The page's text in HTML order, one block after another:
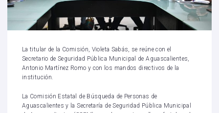
La titular de la Comisión, Violeta Sabás, se reúne con el
Secretario de Seguridad Pública Municipal de Aguascalientes,
Antonio Martínez Romo y con los mandos directivos de la
institución.
La Comisión Estatal de Búsqueda de Personas de
Aguascalientes y la Secretaría de Seguridad Pública Municipal